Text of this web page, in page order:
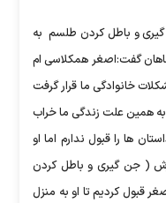
گیری و باطل کردن طلسم به
گفت:اصغر همکلاسی ام
خانوادگی ما قرار گرفت
همین علت زندگی ما خراب
ها را قبول ندارم اما او
( جن گیری و باطل کردن
قبول کردیم تا او به منزل